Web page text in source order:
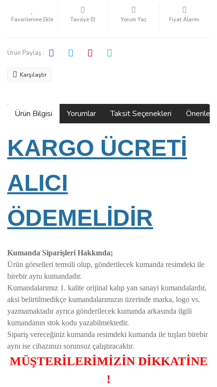
Tavsiye Et Yorum Yaz Fiyat Alarmı
Ürün Paylaş :
Karşılaştır
Ürün Bilgisi Yorumlar Taksit Seçenekleri
KARGO ÜCRETİ
ALICI
ÖDEMELİDİR
Kumanda Siparişleri Hakkında;
Ürün görselleri temsili olup, gönderilecek kumanda resimdeki ile
birebir aynı kumandadır.
Kumandalarımız 1. kalite orijinal kalıp yan sanayi kumandalardır,
aksi belirtilmedikçe kumandalarımızın üzerinde marka, logo vs.
yazmamaktadır ayrıca gönderilecek kumanda arkasında ilgili
kumandanın stok kodu yazabilmektedir.
Sipariş vereceğiniz kumanda resimdeki kumanda ile tuşları birebir
aynı ise cihazınızı sorunsuz çalıştıracaktır.
MÜŞTERİLERİMİZİN DİKKATİNE
!